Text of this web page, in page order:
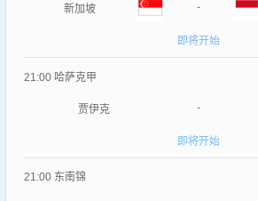
新加坡 -
即将开始
21:00 哈萨克甲
贾伊克 -
即将开始
21:00 东南锦